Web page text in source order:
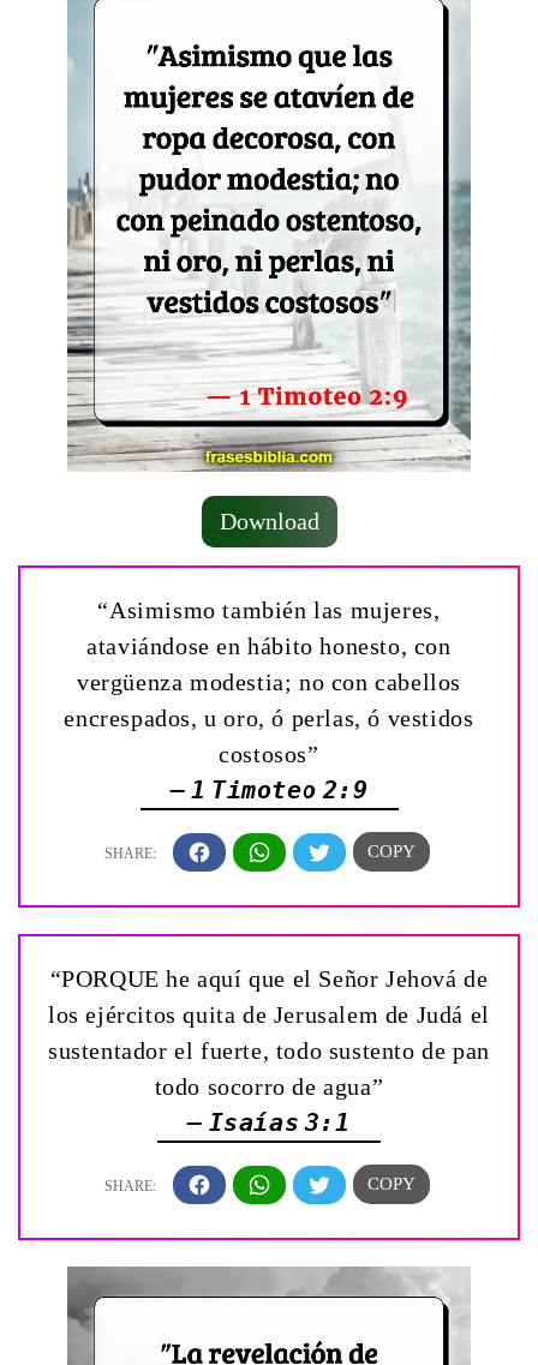
Download
“Asimismo también las mujeres,
ataviándose en hábito honesto, con
vergüenza modestia; no con cabellos
encrespados, u oro, ó perlas, ó vestidos
costosos”
— 1 Timoteo 2:9
“PORQUE he aquí que el Señor Jehová de
los ejércitos quita de Jerusalem de Judá el
sustentador el fuerte, todo sustento de pan
todo socorro de agua”
— Isaías 3:1